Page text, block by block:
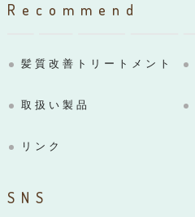
Recommend
髪質改善トリートメント
取扱い製品
リンク
SNS